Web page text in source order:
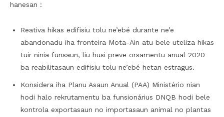
hanesan :
Reativa hikas edifisiu tolu ne’ebé durante ne’e
abandonadu iha fronteira Mota-Ain atu bele uteliza hikas
tuir ninia funsaun, liu husi preve orsamentu anual 2020
ba reabilitasaun edifisiu tolu ne’ebé hetan estragus.
Konsidera iha Planu Asaun Anual (PAA) Ministério nian
hodi halo rekrutamentu ba funsionárius DNQB hodi bele
kontrola exportasaun no importasaun animal no plantas